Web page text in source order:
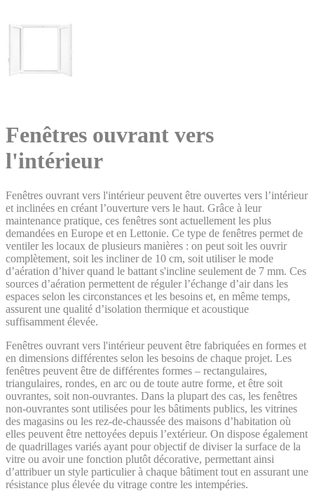
Fenêtres ouvrant vers
l'intérieur
Fenêtres ouvrant vers l'intérieur peuvent être ouvertes vers l’intérieur
et inclinées en créant l’ouverture vers le haut. Grâce à leur
maintenance pratique, ces fenêtres sont actuellement les plus
demandées en Europe et en Lettonie. Ce type de fenêtres permet de
ventiler les locaux de plusieurs manières : on peut soit les ouvrir
complètement, soit les incliner de 10 cm, soit utiliser le mode
d’aération d’hiver quand le battant s'incline seulement de 7 mm. Ces
sources d’aération permettent de réguler l’échange d’air dans les
espaces selon les circonstances et les besoins et, en même temps,
assurent une qualité d’isolation thermique et acoustique
suffisamment élevée.
Fenêtres ouvrant vers l'intérieur peuvent être fabriquées en formes et
en dimensions différentes selon les besoins de chaque projet. Les
fenêtres peuvent être de différentes formes – rectangulaires,
triangulaires, rondes, en arc ou de toute autre forme, et être soit
ouvrantes, soit non-ouvrantes. Dans la plupart des cas, les fenêtres
non-ouvrantes sont utilisées pour les bâtiments publics, les vitrines
des magasins ou les rez-de-chaussée des maisons d’habitation où
elles peuvent être nettoyées depuis l’extérieur. On dispose également
de quadrillages variés ayant pour objectif de diviser la surface de la
vitre ou avoir une fonction plutôt décorative, permettant ainsi
d’attribuer un style particulier à chaque bâtiment tout en assurant une
résistance plus élevée du vitrage contre les intempéries.